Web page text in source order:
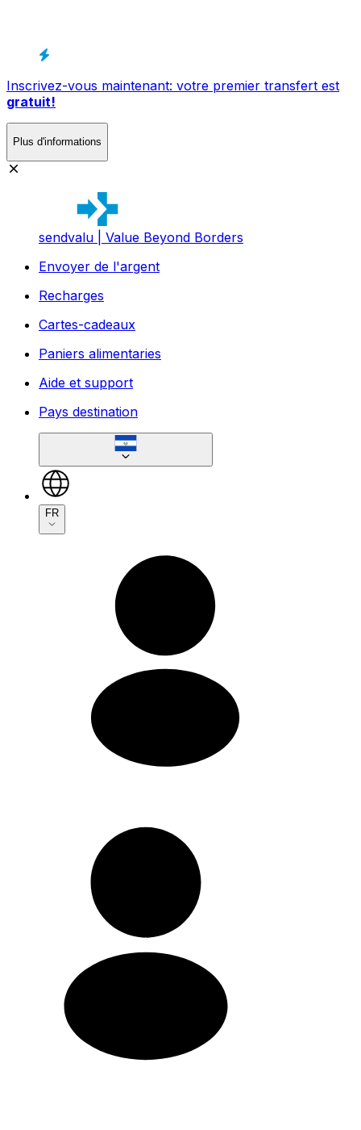
Inscrivez-vous maintenant: votre premier transfert est
gratuit!
Plus d'informations
sendvalu | Value Beyond Borders
Envoyer de l'argent
Recharges
Cartes-cadeaux
Paniers alimentaries
Aide et support
Pays destination
FR